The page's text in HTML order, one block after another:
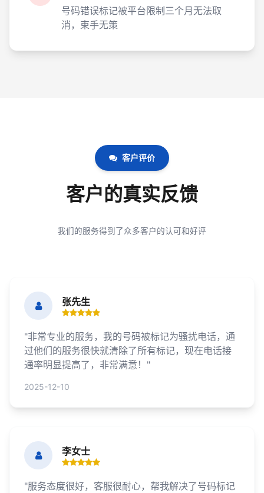
号码错误标记被平台限制三个月无法取
消，束手无策
客户评价
客户的真实反馈
我们的服务得到了众多客户的认可和好评
张先生
"非常专业的服务，我的号码被标记为骚扰电话，通
过他们的服务很快就清除了所有标记，现在电话接
通率明显提高了，非常满意！"
2025-12-10
李女士
"服务态度很好，客服很耐心，帮我解决了号码标记